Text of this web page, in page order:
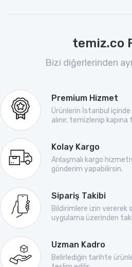
temiz.co
Bizi diğerlerinden
Premium Hizmet
Ürünlerin İstanbul içinde
alınır, temizlenip
Kolay Kargo
Anlaşmalı kargo
gönderim yapabilirsin.
Sipariş Takibi
Bildirimlere izin vererek
uygulama üzerinden
Uzman Kadro
Belirlediğin tarihte